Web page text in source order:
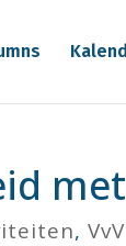
,VvV